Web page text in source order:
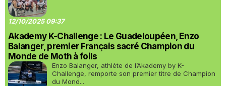
12/10/2025 09:37
Akademy K-Challenge : Le Guadeloupéen, Enzo
Balanger, premier Français sacré Champion du
Monde de Moth à foils
Enzo Balanger, athlète de l’Akademy by K-
Challenge, remporte son premier titre de Champion
du Mond...